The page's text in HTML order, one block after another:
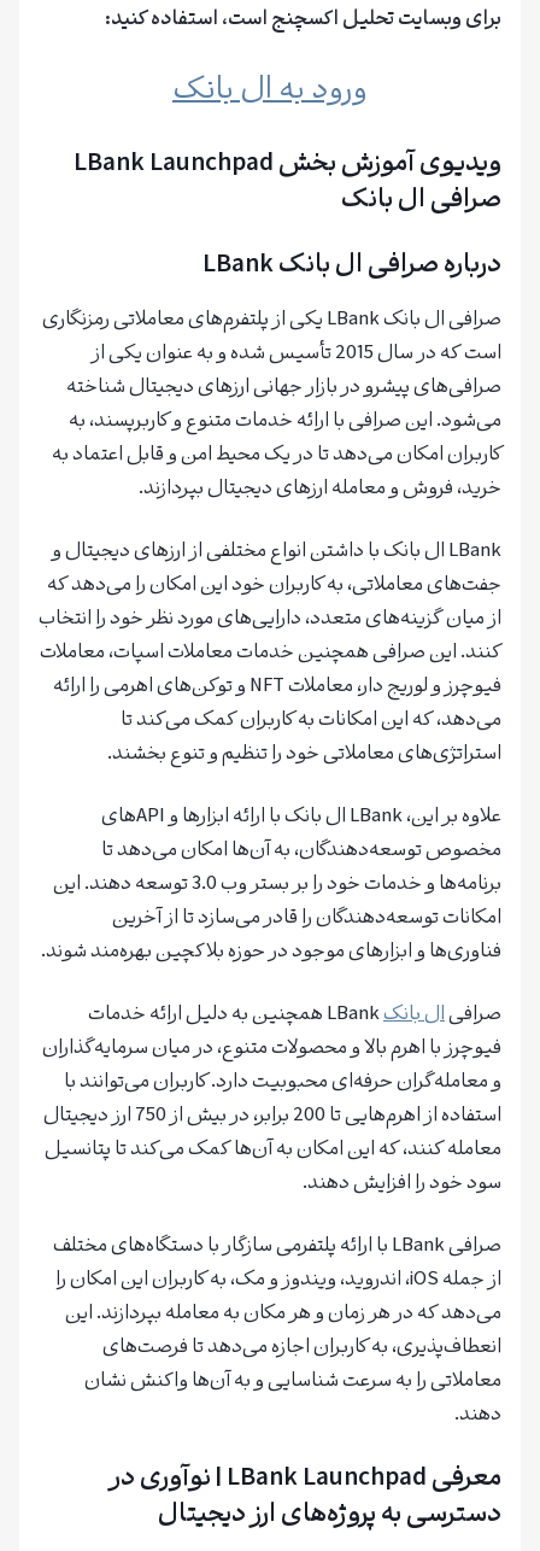
برای وبسایت تحلیل اکسچنج است، استفاده کنید:
ورود به ال بانک
ویدیوی آموزش بخش LBank Launchpad
صرافی ال بانک
درباره صرافی ال بانک LBank
صرافی ال بانک LBank یکی از پلتفرم‌های معاملاتی رمزنگاری
است که در سال 2015 تأسیس شده و به عنوان یکی از
صرافی‌های پیشرو در بازار جهانی ارزهای دیجیتال شناخته
می‌شود. این صرافی با ارائه خدمات متنوع و کاربرپسند، به
کاربران امکان می‌دهد تا در یک محیط امن و قابل اعتماد به
خرید، فروش و معامله ارزهای دیجیتال بپردازند.
LBank ال بانک با داشتن انواع مختلفی از ارزهای دیجیتال و
جفت‌های معاملاتی، به کاربران خود این امکان را می‌دهد که
از میان گزینه‌های متعدد، دارایی‌های مورد نظر خود را انتخاب
کنند. این صرافی همچنین خدمات معاملات اسپات، معاملات
فیوچرز و لوریج دار، معاملات NFT و توکن‌های اهرمی را ارائه
می‌دهد، که این امکانات به کاربران کمک می‌کند تا
استراتژی‌های معاملاتی خود را تنظیم و تنوع بخشند.
علاوه بر این، LBank ال بانک با ارائه ابزارها و API‌های
مخصوص توسعه‌دهندگان، به آن‌ها امکان می‌دهد تا
برنامه‌ها و خدمات خود را بر بستر وب 3.0 توسعه دهند. این
امکانات توسعه‌دهندگان را قادر می‌سازد تا از آخرین
فناوری‌ها و ابزارهای موجود در حوزه بلاکچین بهره‌مند شوند.
صرافیال بانک
LBank همچنین به دلیل ارائه خدمات
فیوچرز با اهرم بالا و محصولات متنوع، در میان سرمایه‌گذاران
و معامله‌گران حرفه‌ای محبوبیت دارد. کاربران می‌توانند با
استفاده از اهرم‌هایی تا 200 برابر، در بیش از 750 ارز دیجیتال
معامله کنند، که این امکان به آن‌ها کمک می‌کند تا پتانسیل
سود خود را افزایش دهند.
صرافی LBank با ارائه پلتفرمی سازگار با دستگاه‌های مختلف
از جمله iOS، اندروید، ویندوز و مک، به کاربران این امکان را
می‌دهد که در هر زمان و هر مکان به معامله بپردازند. این
انعطاف‌پذیری، به کاربران اجازه می‌دهد تا فرصت‌های
معاملاتی را به سرعت شناسایی و به آن‌ها واکنش نشان
دهند.
معرفی LBank Launchpad
| نوآوری در
دسترسی به پروژه‌های ارز دیجیتال